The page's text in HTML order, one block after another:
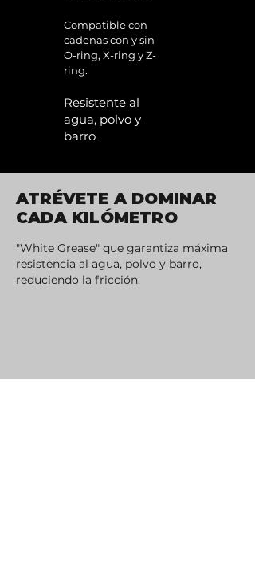
Compatible con
cadenas con y sin
O-ring, X-ring y Z-
ring.
Resistente al
agua, polvo y
barro .
ATRÉVETE A DOMINAR
CADA KILÓMETRO
"White Grease" que garantiza máxima
resistencia al agua, polvo y barro,
reduciendo la fricción.